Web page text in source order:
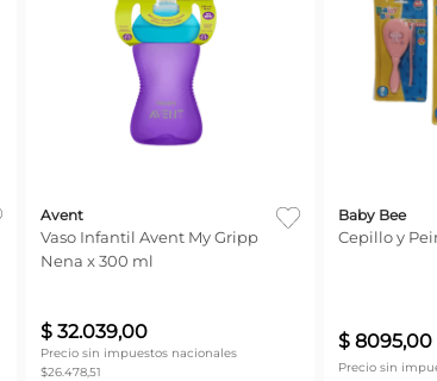
Avent
Vaso Infantil Avent My Gripp
Nena x 300 ml
$ 32.039,00
Precio sin impuestos nacionales
$26.478,51
Baby Bee
Cepillo y
$ 8095,00
Precio sin